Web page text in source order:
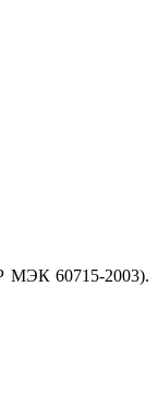
МЭК 60715-2003).